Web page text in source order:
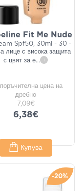
Fit Me Nude
Spf50, 30ml - 30 -
лице с висока защита
с цвят за е... i
цена на
дребно
7,09€
6,38€
Купува
-20%